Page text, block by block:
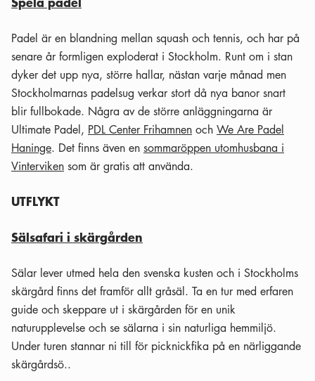
Padel är en blandning mellan squash och tennis, och har på
senare år formligen exploderat i Stockholm. Runt om i stan
dyker det upp nya, större hallar, nästan varje månad men
Stockholmarnas padelsug verkar stort då nya banor snart
blir fullbokade. Några av de större anläggningarna är
Ultimate Padel, PDL Center Frihamnen och We Are Padel
Haninge. Det finns även en sommaröppen utomhusbana i
Vinterviken som är gratis att använda.
UTFLYKT
Sälsafari i skärgården
Sälar lever utmed hela den svenska kusten och i Stockholms
skärgård finns det framför allt gråsäl. Ta en tur med erfaren
guide och skeppare ut i skärgården för en unik
naturupplevelse och se sälarna i sin naturliga hemmiljö.
Under turen stannar ni till för picknickfika på en närliggande
skärgårdsö..